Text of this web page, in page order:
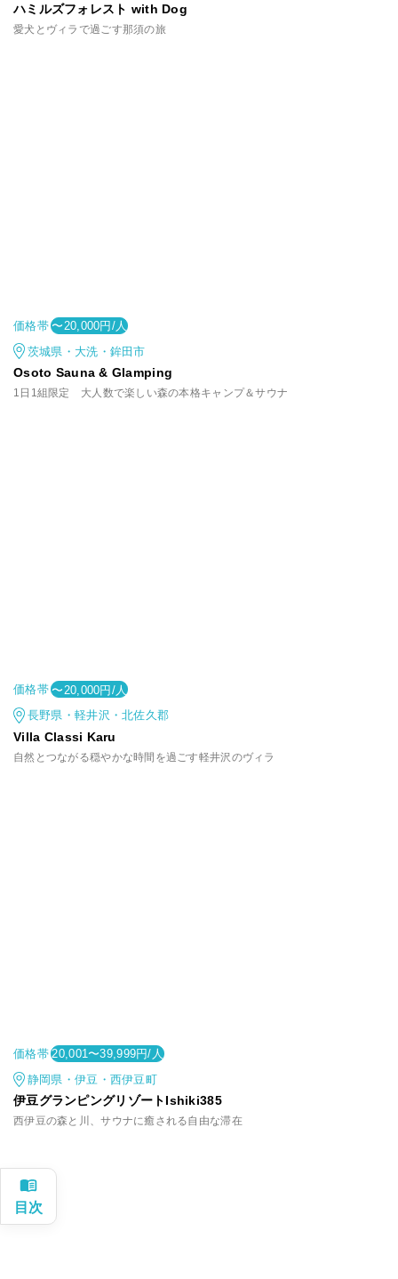
ハミルズフォレスト with Dog
愛犬とヴィラで過ごす那須の旅
価格帯 〜20,000円/人
茨城県・大洗・鉾田市
Osoto Sauna & Glamping
1日1組限定 大人数で楽しい森の本格キャンプ＆サウナ
価格帯 〜20,000円/人
長野県・軽井沢・北佐久郡
Villa Classi Karu
自然とつながる穏やかな時間を過ごす軽井沢のヴィラ
価格帯 20,001〜39,999円/人
静岡県・伊豆・西伊豆町
伊豆グランピングリゾートIshiki385
西伊豆の森と川、サウナに癒される自由な滞在